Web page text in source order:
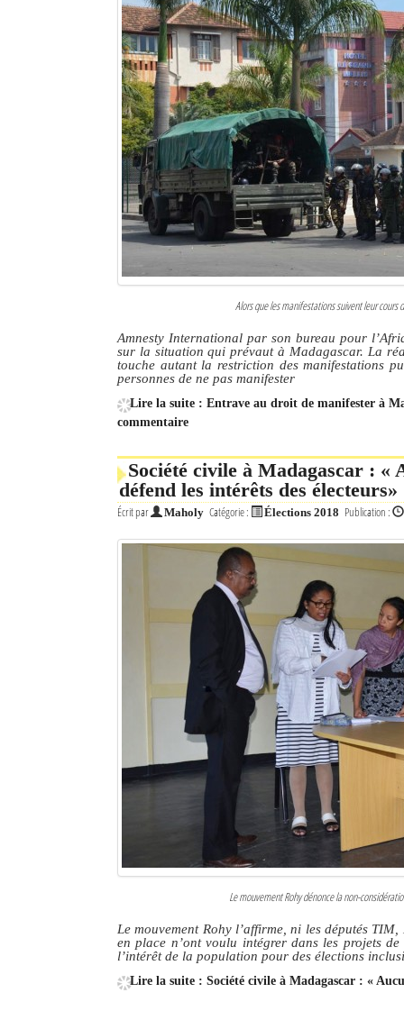
Alors que les manifestations suivent leur
Amnesty International par son bureau pour
sur la situation qui prévaut à Madagascar. La
touche autant la restriction des manifestations
personnes de ne pas manifester
Lire la suite : Entrave au droit de manifester à
commentaire
Société civile à Madagascar :
défend les intérêts des électeurs»
Écrit par Maholy Catégorie : Élections 2018 Publication :
Le mouvement Rohy dénonce la non-
Le mouvement Rohy l’affirme, ni les députés
en place n’ont voulu intégrer dans les projets
l’intérêt de la population pour des élections
Lire la suite : Société civile à Madagascar : «